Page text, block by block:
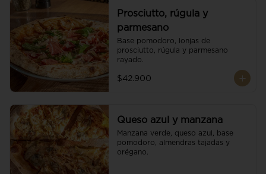
Prosciutto, rúgula y
parmesano
Base pomodoro, lonjas de
prosciutto, rúgula y parmesano
rayado.
$42.900
Queso azul y manzana
Manzana verde, queso azul, base
pomodoro, almendras tajadas y
orégano.